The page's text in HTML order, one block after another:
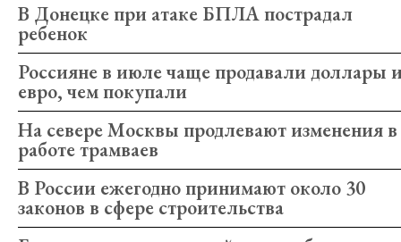
В Донецке при атаке БПЛА пострадал
ребенок
Россияне в июле чаще продавали доллары
евро, чем покупали
На севере Москвы продлевают изменения в
работе трамваев
В России ежегодно принимают около 30
законов в сфере строительства